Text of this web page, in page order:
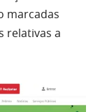
marcadas
relativas a